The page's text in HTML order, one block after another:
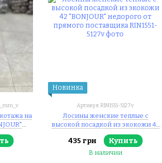
на
Новинка
Артикул: RIN1551-5127v
Лосины женские теплые с
высокой посадкой из экокожи 42
"BONJOUR" недорого от прямого
поставщика
435 грн Купить
В наличии